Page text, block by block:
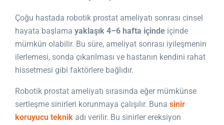
Çoğu hastada robotik prostat ameliyatı sonrası cinsel
hayata başlama yaklaşık 4–6 hafta içinde içinde
mümkün olabilir. Bu süre, ameliyat sonrası iyileşmenin
ilerlemesi, sonda çıkarılması ve hastanın kendini rahat
hissetmesi gibi faktörlere bağlıdır.
Robotik prostat ameliyatı sırasında eğer mümkünse
sertleşme sinirleri korunmaya çalışılır. Buna sinir
koruyucu teknik adı verilir. Bu sinirler ereksiyon